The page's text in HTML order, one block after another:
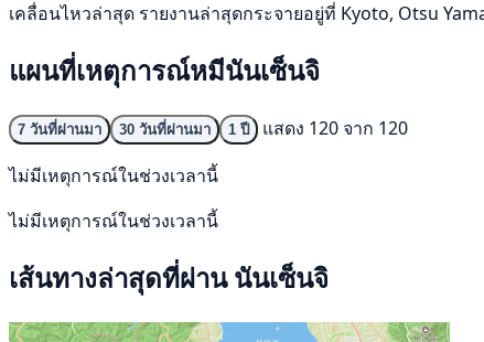
เคลื่อนไหวล่าสุด รายงานล่าสุดกระจายอยู่ที่ Kyoto, Otsu
แผนที่เหตุการณ์หมีนันเซ็นจิ
7 วันที่ผ่านมา 30 วันที่ผ่านมา 1 ปี
แสดง 120 จาก 120
ไม่มีเหตุการณ์ในช่วงเวลานี้
ไม่มีเหตุการณ์ในช่วงเวลานี้
เส้นทางล่าสุดที่ผ่าน นันเซ็นจิ